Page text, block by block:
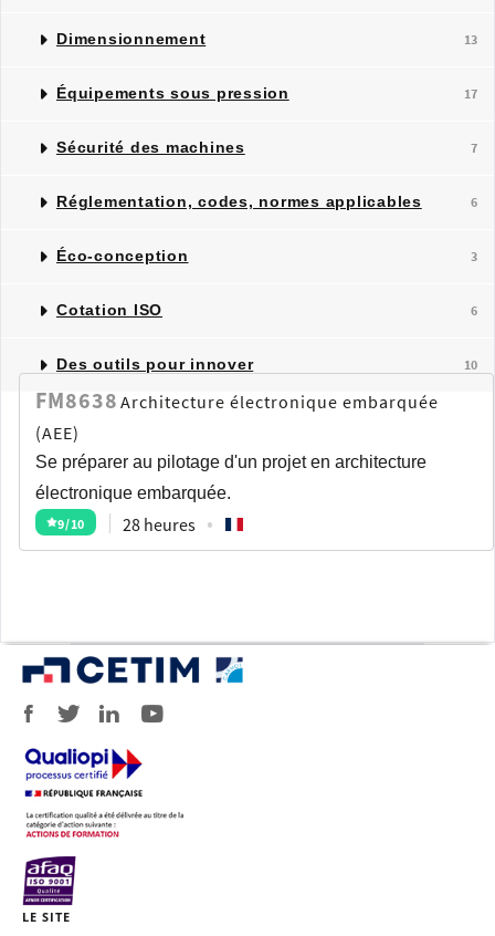
Dimensionnement 13
Équipements sous pression 17
Sécurité des machines 7
Réglementation, codes, normes applicables 6
Éco-conception 3
Cotation ISO 6
Des outils pour innover 10
FM8638 Architecture électronique embarquée
(AEE)
Se préparer au pilotage d'un projet en architecture
électronique embarquée.
9/10 28 heures
LE SITE